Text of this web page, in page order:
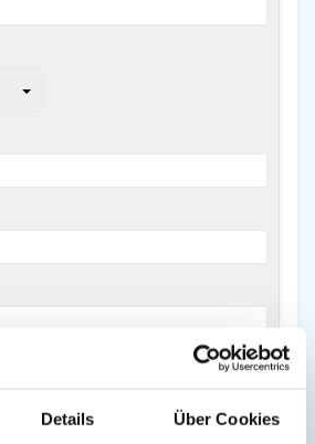
Details Über Cookies